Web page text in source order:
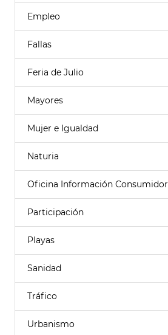
Empleo
Fallas
Feria de Julio
Mayores
Mujer e Igualdad
Naturia
Oficina Información Consumidor
Participación
Playas
Sanidad
Tráfico
Urbanismo